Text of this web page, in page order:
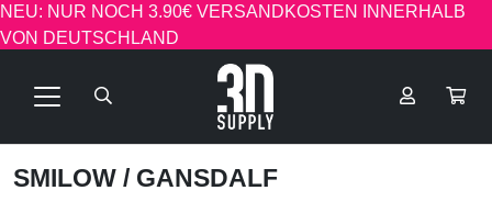
NEU: NUR NOCH 3.90€ VERSANDKOSTEN INNERHALB
VON DEUTSCHLAND
SMILOW / GANSDALF